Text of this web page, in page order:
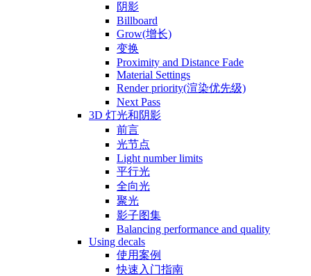
阴影
Billboard
Grow(增长)
变换
Proximity and Distance Fade
Material Settings
Render priority(渲染优先级)
Next Pass
3D 灯光和阴影
前言
光节点
Light number limits
平行光
全向光
聚光
影子图集
Balancing performance and quality
Using decals
使用案例
快速入门指南